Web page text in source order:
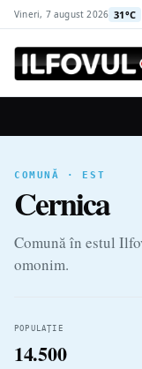
conținutul
Vineri, 7 august 2026 31°C
COMUNĂ · EST
Cernica
Comună în estul
omonim.
POPULAȚIE
14.500